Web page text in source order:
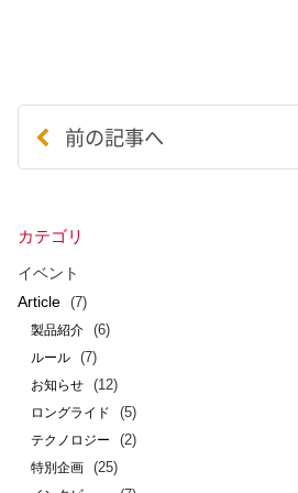
前の記事へ
カテゴリ
イベント
Article
(7)
製品紹介 (6)
ルール (7)
お知らせ (12)
ロングライド (5)
テクノロジー (2)
特別企画 (25)